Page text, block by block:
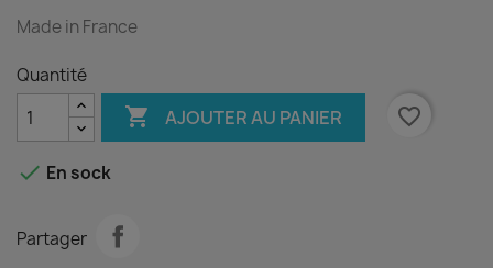
Made in France
Quantité
 AJOUTER AU PANIER favorite_border
 En sock
Partager